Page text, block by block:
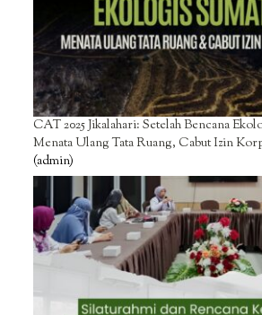
CAT 2025 Jikalahari: Setelah Bencana
Menata Ulang Tata Ruang, Cabut Izin
(admin)